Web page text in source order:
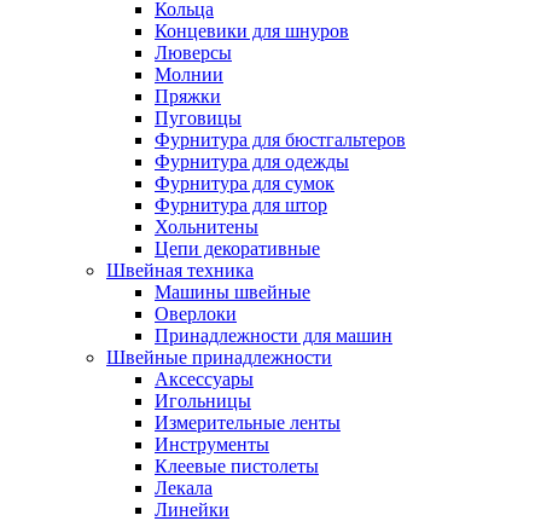
Кольца
Концевики для шнуров
Люверсы
Молнии
Пряжки
Пуговицы
Фурнитура для бюстгальтеров
Фурнитура для одежды
Фурнитура для сумок
Фурнитура для штор
Хольнитены
Цепи декоративные
Швейная техника
Машины швейные
Оверлоки
Принадлежности для машин
Швейные принадлежности
Аксессуары
Игольницы
Измерительные ленты
Инструменты
Клеевые пистолеты
Лекала
Линейки